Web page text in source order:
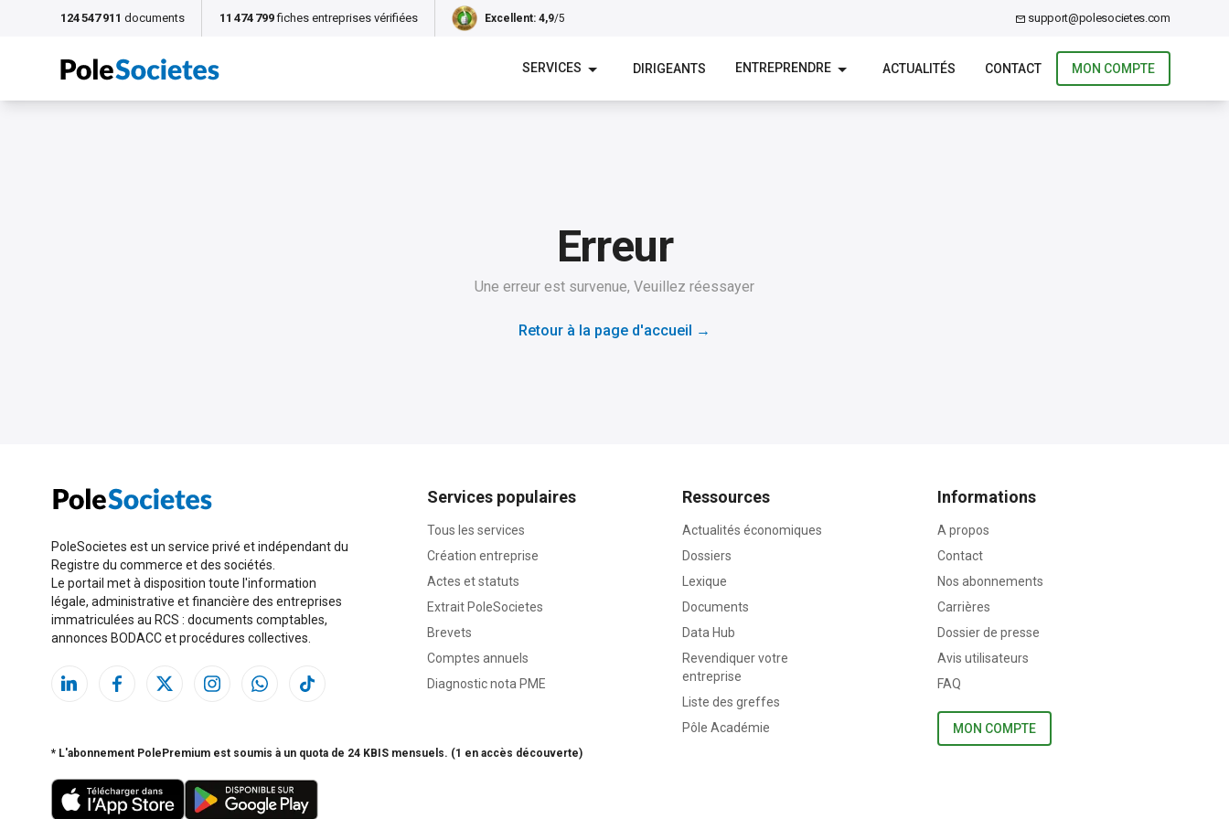
124 547 911 documents 11 474 799 fiches entreprises vérifiées Excellent: 4,9/5 support@polesocietes.com
SERVICES DIRIGEANTS ENTREPRENDRE ACTUALITÉS CONTACT MON COMPTE
Erreur
Une erreur est survenue, Veuillez réessayer
Retour à la page d'accueil →
PoleSocietes est un service privé et indépendant du
Registre du commerce et des sociétés.
Le portail met à disposition toute l'information
légale, administrative et financière des entreprises
immatriculées au RCS : documents comptables,
annonces BODACC et procédures collectives.
Services populaires
Tous les services
Création entreprise
Actes et statuts
Extrait PoleSocietes
Brevets
Comptes annuels
Diagnostic nota PME
Ressources
Actualités économiques
Dossiers
Lexique
Documents
Data Hub
Revendiquer votre
entreprise
Liste des greffes
Pôle Académie
Informations
A propos
Contact
Nos abonnements
Carrières
Dossier de presse
Avis utilisateurs
FAQ
MON COMPTE
* L'abonnement PolePremium est soumis à un quota de 24 KBIS mensuels. (1 en accès découverte)